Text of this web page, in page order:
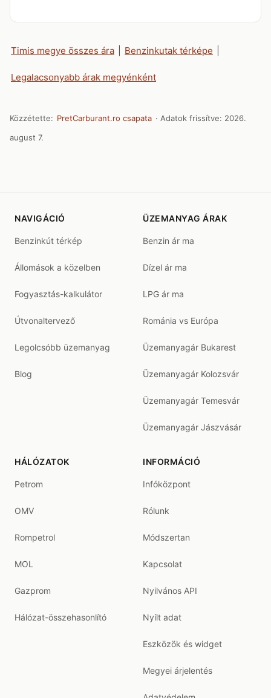
Timis megye összes ára Benzinkutak térképe
Legalacsonyabb árak megyénként
Közzétette: PretCarburant.ro csapata · Adatok frissítve: 2026.
august 7.
NAVIGÁCIÓ
Benzinkút térkép
Állomások a közelben
Fogyasztás-kalkulátor
Útvonaltervező
Legolcsóbb üzemanyag
Blog
ÜZEMANYAG ÁRAK
Benzin ár ma
Dízel ár ma
LPG ár ma
Románia vs Európa
Üzemanyagár Bukarest
Üzemanyagár Kolozsvár
Üzemanyagár Temesvár
Üzemanyagár Jászvásár
HÁLÓZATOK
Petrom
OMV
Rompetrol
MOL
Gazprom
Hálózat-összehasonlító
INFORMÁCIÓ
Infóközpont
Rólunk
Módszertan
Kapcsolat
Nyilvános API
Nyílt adat
Eszközök és widget
Megyei árjelentés